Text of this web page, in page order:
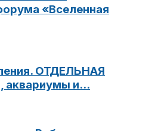
«Вселенная
ОТДЕЛЬНАЯ
аквариумы и...